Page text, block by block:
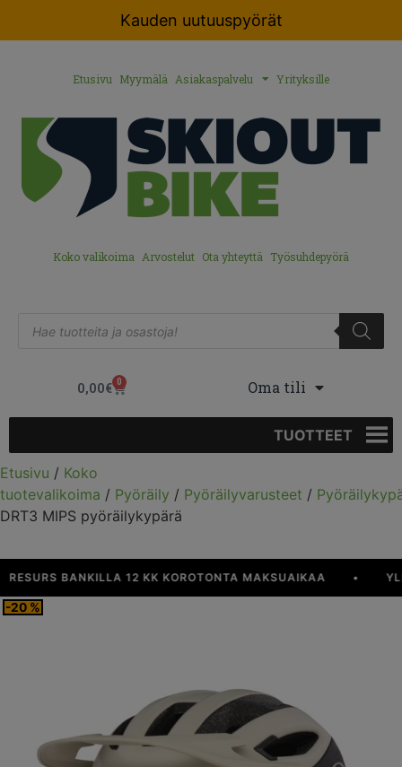
Kauden uutuuspyörät
Etusivu Myymälä Asiakaspalvelu Yrityksille
Koko valikoima Arvostelut Ota yhteyttä Työsuhdepyörä
0,00€ 0 Oma tili
TUOTTEET
Etusivu / Koko
tuotevalikoima / Pyöräily / Pyöräilyvarusteet /
DRT3 MIPS pyöräilykypärä
BANKILLA 12 KK KOROTONTA MAKSUAIKAA • YLI 90
-20 %